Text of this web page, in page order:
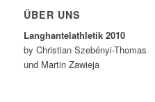
ÜBER UNS
Langhantelathletik 2010
by Christian Szebényi-Thomas
und Martin Zawieja